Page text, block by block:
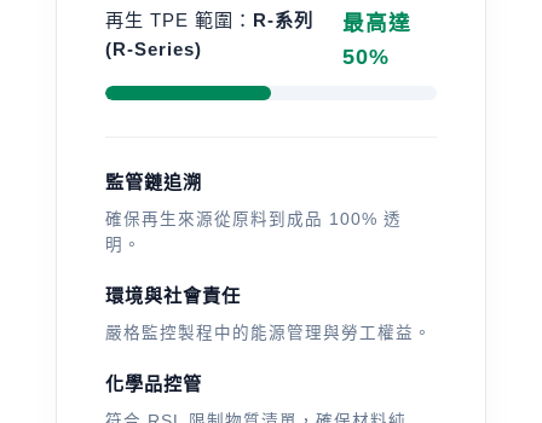
再生 TPE 範圍： R-系列
(R-Series)
最高達
50%
監管鏈追溯
確保再生來源從原料到成品 100% 透
明。
環境與社會責任
嚴格監控製程中的能源管理與勞工權益。
化學品控管